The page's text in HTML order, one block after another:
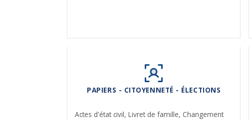
PAPIERS - CITOYENNETÉ - ÉLECTIONS
Actes d'état civil,Livret de famille, Changement